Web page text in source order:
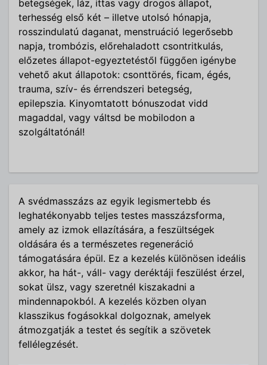
betegségek, láz, ittas vagy drogos állapot,
terhesség első két – illetve utolsó hónapja,
rosszindulatú daganat, menstruáció legerősebb
napja, trombózis, előrehaladott csontritkulás,
előzetes állapot-egyeztetéstől függően igénybe
vehető akut állapotok: csonttörés, ficam, égés,
trauma, szív- és érrendszeri betegség,
epilepszia. Kinyomtatott bónuszodat vidd
magaddal, vagy váltsd be mobilodon a
szolgáltatónál!
A svédmasszázs az egyik legismertebb és
leghatékonyabb teljes testes masszázsforma,
amely az izmok ellazítására, a feszültségek
oldására és a természetes regeneráció
támogatására épül. Ez a kezelés különösen ideális
akkor, ha hát-, váll- vagy deréktáji feszülést érzel,
sokat ülsz, vagy szeretnél kiszakadni a
mindennapokból. A kezelés közben olyan
klasszikus fogásokkal dolgoznak, amelyek
átmozgatják a testet és segítik a szövetek
fellélegzését.